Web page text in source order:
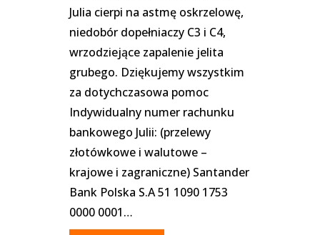
Julia cierpi na astmę oskrzelowę,
niedobór dopełniaczy C3 i C4,
wrzodziejące zapalenie jelita
grubego. Dziękujemy wszystkim
za dotychczasowa pomoc
Indywidualny numer rachunku
bankowego Julii: (przelewy
złotówkowe i walutowe –
krajowe i zagraniczne) Santander
Bank Polska S.A 51 1090 1753
0000 0001…